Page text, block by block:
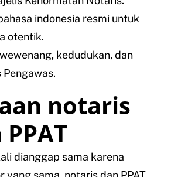
indonesia resmi untuk
otentik.
kedudukan, dan
notaris
dianggap sama karena